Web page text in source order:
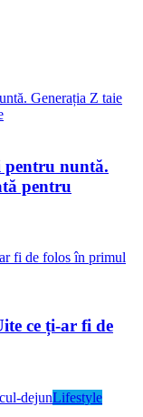
nuntă.
pentru
ce ți-ar fi de
Lifestyle